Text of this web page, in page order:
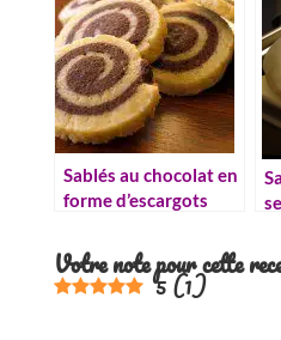
Sablés au chocolat en
forme d’escargots
Votre note pour cette
5(1)